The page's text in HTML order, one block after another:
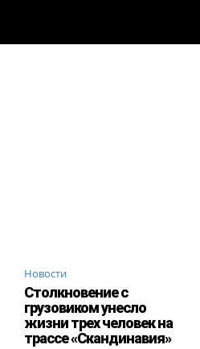
Новости
Столкновение с
грузовиком унесло
жизни трех человек на
трассе «Скандинавия»